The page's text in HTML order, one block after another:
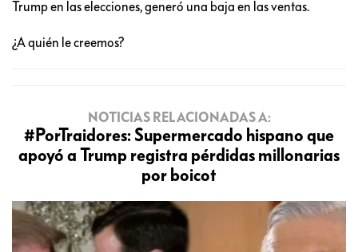
Trump en las elecciones, generó una baja en las ventas.
¿A quién le creemos?
NOTICIAS RELACIONADAS A:
#PorTraidores: Supermercado hispano que
apoyó a Trump registra pérdidas millonarias
por boicot